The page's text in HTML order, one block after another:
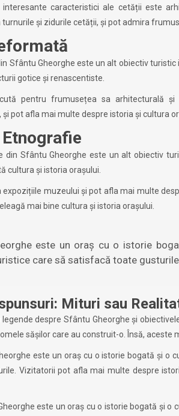
caracteristici ale cetății este
și zidurile cetății, și pot admira
Sfântu Gheorghe este un alt obiectiv
gotice și renascentiste.
pentru frumusețea sa arhitecturală
pot afla mai multe despre istoria și cultura
din Sfântu Gheorghe este un alt obiectiv
cultura și istoria orașului.
muzeului și pot afla mai multe
mai bine cultura și istoria orașului.
este un oraș cu o istorie
care să satisfacă toate
Mituri sau
despre Sfântu Gheorghe și
sășilor care au construit-o. Însă, aceste
este un oraș cu o istorie bogată și o
Vizitatorii pot afla mai multe despre
este un oraș cu o istorie bogată și